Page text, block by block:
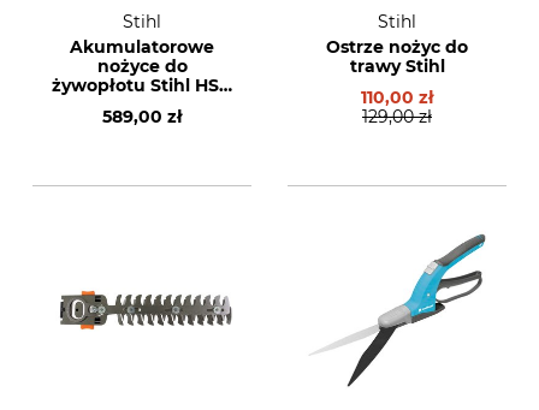
Stihl
Akumulatorowe
nożyce do
żywopłotu Stihl HSA
30 bez akumulatora
i ładowarki
589,00 zł
Stihl
Ostrze nożyc do
trawy Stihl
110,00 zł
129,00 zł